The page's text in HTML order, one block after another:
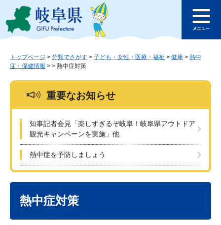
ジ
ュ
このページの本文へ
ュ
トップページ > 分類でさがす > 子ども・女性・医療・福祉 > 健康 > 熱中
症・保健情報 > > 熱中症対策
重要なお知らせ
知事記者会見「楽しすぎるぞ岐阜！岐阜県アウトドア
観光キャンペーンを実施」他
熱中症を予防しましょう
熱中症対策